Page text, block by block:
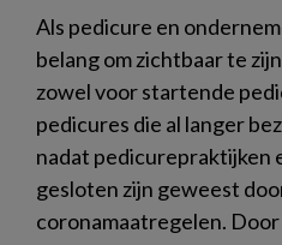
Als pedicure en
belang om zichtbaar te
zowel voor startende
pedicures die al langer
nadat pedicurepraktijken
gesloten zijn geweest
coronamaatregelen.